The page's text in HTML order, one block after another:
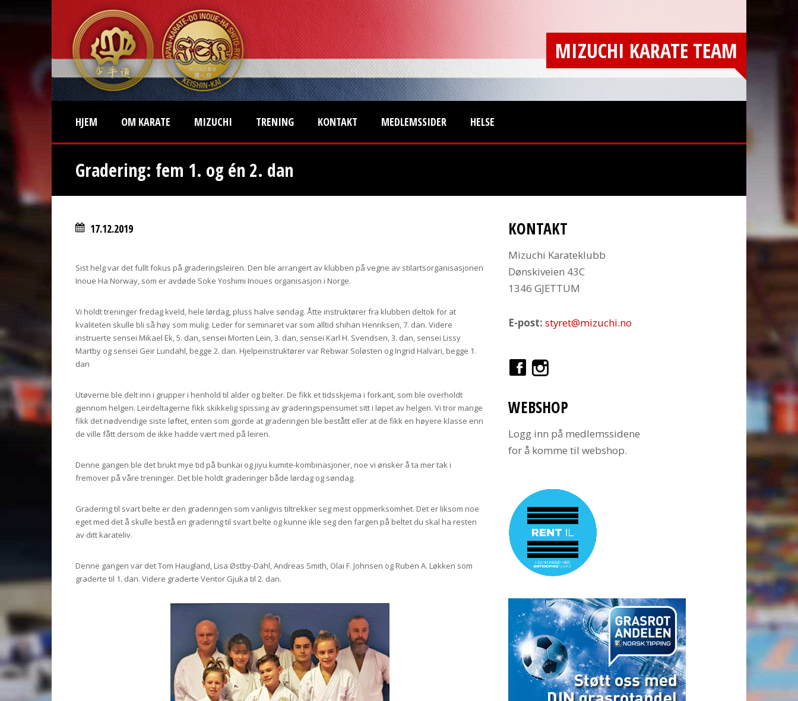
MIZUCHI KARATE TEAM
HJEM OM KARATE MIZUCHI TRENING KONTAKT MEDLEMSSIDER HELSE
Gradering: fem 1. og én 2. dan
17.12.2019
Sist helg var det fullt fokus på graderingsleiren. Den ble arrangert av klubben på vegne av stilartsorganisasjonen
Inoue Ha Norway, som er avdøde Soke Yoshimi Inoues organisasjon i Norge.
Vi holdt treninger fredag kveld, hele lørdag, pluss halve søndag. Åtte instruktører fra klubben deltok for at
kvaliteten skulle bli så høy som mulig. Leder for seminaret var som alltid shihan Henriksen, 7. dan. Videre
instruerte sensei Mikael Ek, 5. dan, sensei Morten Lein, 3. dan, sensei Karl H. Svendsen, 3. dan, sensei Lissy
Martby og sensei Geir Lundahl, begge 2. dan. Hjelpeinstruktører var Rebwar Soløsten og Ingrid Halvari, begge 1.
dan
Utøverne ble delt inn i grupper i henhold til alder og belter. De fikk et tidsskjema i forkant, som ble overholdt
gjennom helgen. Leirdeltagerne fikk skikkelig spissing av graderingspensumet sitt i løpet av helgen. Vi tror mange
fikk det nødvendige siste løftet, enten som gjorde at graderingen ble bestått eller at de fikk en høyere klasse enn
de ville fått dersom de ikke hadde vært med på leiren.
Denne gangen ble det brukt mye tid på bunkai og jiyu kumite-kombinasjoner, noe vi ønsker å ta mer tak i
fremover på våre treninger. Det ble holdt graderinger både lørdag og søndag.
Gradering til svart belte er den graderingen som vanligvis tiltrekker seg mest oppmerksomhet. Det er liksom noe
eget med det å skulle bestå en gradering til svart belte og kunne ikle seg den fargen på beltet du skal ha resten
av ditt karateliv.
Denne gangen var det Tom Haugland, Lisa Østby-Dahl, Andreas Smith, Olai F. Johnsen og Ruben A. Løkken som
graderte til 1. dan. Videre graderte Ventor Gjuka til 2. dan.
KONTAKT
Mizuchi Karateklubb
Dønskiveien 43C
1346 GJETTUM
E-post: styret@mizuchi.no
WEBSHOP
Logg inn på medlemssidene
for å komme til webshop.